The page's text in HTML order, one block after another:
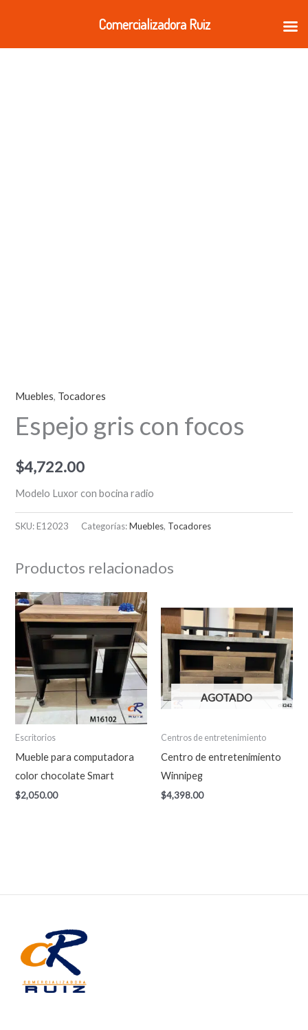
contenido
Muebles, Tocadores
Espejo gris con focos
$4,722.00
Modelo Luxor con bocina radio
SKU:E12023 Categorías:Muebles, Tocadores
Productos relacionados
Escritorios
Mueble para computadora
color chocolate Smart
$2,050.00
AGOTADO
Centros de entretenimiento
Centro de entretenimiento
Winnipeg
$4,398.00
Comercializadora Ruiz